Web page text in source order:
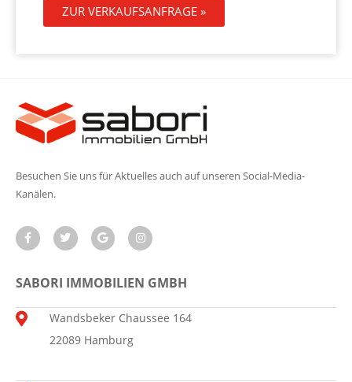
ZUR VERKAUFSANFRAGE »
Besuchen Sie uns für Aktuelles auch auf unseren Social-Media-
Kanälen.
SABORI IMMOBILIEN GMBH
Wandsbeker Chaussee 164
22089 Hamburg